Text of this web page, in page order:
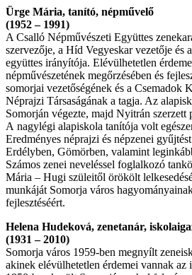
Ürge Mária, tanító, népművelő
(1952 – 1991)
A Csalló Népművészeti Együttes
szervezője, a Híd Vegyeskar vezetője és
együttes irányítója. Elévülhetetlen
népművészetének megőrzésében és
somorjai vezetőségének és a Csemadok
Néprajzi Társaságának a tagja. Az
Somorján végezte, majd Nyitrán szerzett
A nagylégi alapiskola tanítója volt
Eredményes néprajzi és népzenei
Erdélyben, Gömörben, valamint
Számos zenei neveléssel foglalkozó
Mária – Hugi szüleitől örökölt
munkáját Somorja város
fejlesztéséért.
Helena Hudeková, zenetanár,
(1931 – 2010)
Somorja város 1959-ben megnyílt
akinek elévülhetetlen érdemei vannak az